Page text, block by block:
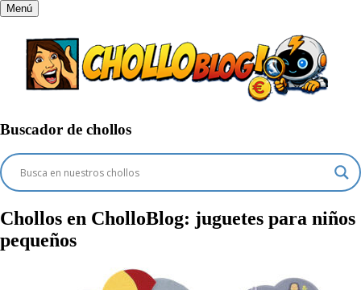
Menú
Buscador de chollos
Chollos en CholloBlog: juguetes para niños
pequeños